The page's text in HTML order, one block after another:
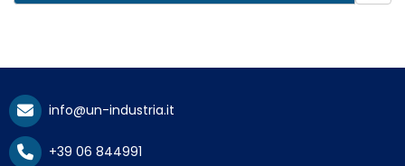
info@un-industria.it
+39 06 844991